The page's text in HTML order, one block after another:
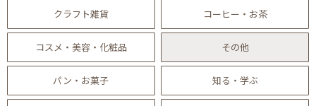
クラフト雑貨 コーヒー・お茶
コスメ・美容・化粧品 その他
パン・お菓子 知る・学ぶ